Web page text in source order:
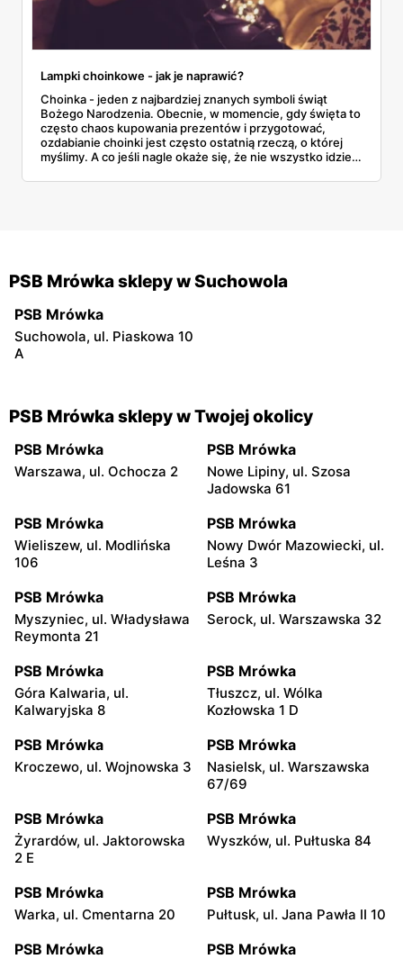
Lampki choinkowe - jak je naprawić?
Choinka - jeden z najbardziej znanych symboli świąt
Bożego Narodzenia. Obecnie, w momencie, gdy święta to
często chaos kupowania prezentów i przygotować,
ozdabianie choinki jest często ostatnią rzeczą, o której
myślimy. A co jeśli nagle okaże się, że nie wszystko idzie
nie świecą, a nie mamy już możliwości kupić innych?
PSB Mrówka sklepy w Suchowola
PSB Mrówka
Suchowola, ul. Piaskowa 10
A
PSB Mrówka sklepy w Twojej okolicy
PSB Mrówka
Warszawa, ul. Ochocza 2
PSB Mrówka
Nowe Lipiny, ul. Szosa
Jadowska 61
PSB Mrówka
Wieliszew, ul. Modlińska
106
PSB Mrówka
Nowy Dwór Mazowiecki, ul.
Leśna 3
PSB Mrówka
Myszyniec, ul. Władysława
Reymonta 21
PSB Mrówka
Serock, ul. Warszawska 32
PSB Mrówka
Góra Kalwaria, ul.
Kalwaryjska 8
PSB Mrówka
Tłuszcz, ul. Wólka
Kozłowska 1 D
PSB Mrówka
Kroczewo, ul. Wojnowska 3
PSB Mrówka
Nasielsk, ul. Warszawska
67/69
PSB Mrówka
Żyrardów, ul. Jaktorowska
2 E
PSB Mrówka
Wyszków, ul. Pułtuska 84
PSB Mrówka
Warka, ul. Cmentarna 20
PSB Mrówka
Pułtusk, ul. Jana Pawła II 10
PSB Mrówka PSB Mrówka